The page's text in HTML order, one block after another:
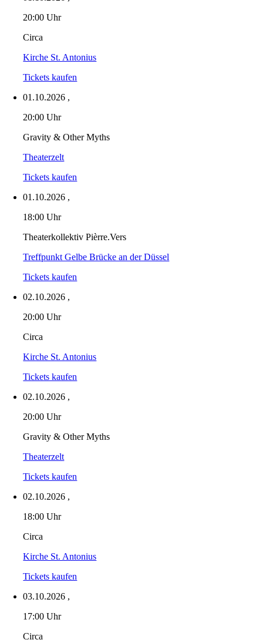
20:00 Uhr
Circa
Kirche St. Antonius
Tickets kaufen
01.10.2026 ,
20:00 Uhr
Gravity & Other Myths
Theaterzelt
Tickets kaufen
01.10.2026 ,
18:00 Uhr
Theaterkollektiv Pièrre.Vers
Treffpunkt Gelbe Brücke an der Düssel
Tickets kaufen
02.10.2026 ,
20:00 Uhr
Circa
Kirche St. Antonius
Tickets kaufen
02.10.2026 ,
20:00 Uhr
Gravity & Other Myths
Theaterzelt
Tickets kaufen
02.10.2026 ,
18:00 Uhr
Circa
Kirche St. Antonius
Tickets kaufen
03.10.2026 ,
17:00 Uhr
Circa